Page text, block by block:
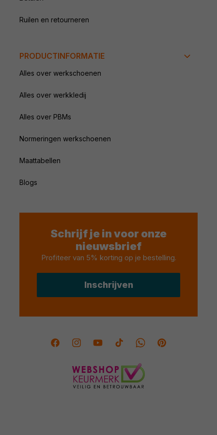
Ruilen en retourneren
PRODUCTINFORMATIE
Alles over werkschoenen
Alles over werkkledij
Alles over PBMs
Normeringen werkschoenen
Maattabellen
Blogs
Schrijf je in voor onze
nieuwsbrief
Profiteer van 5% korting op je bestelling.
Inschrijven
FacebookInstagramYouTubeTikTok Twitter Pinterest